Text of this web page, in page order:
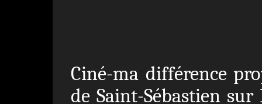
Ciné-ma différence
de Saint-Sébastien